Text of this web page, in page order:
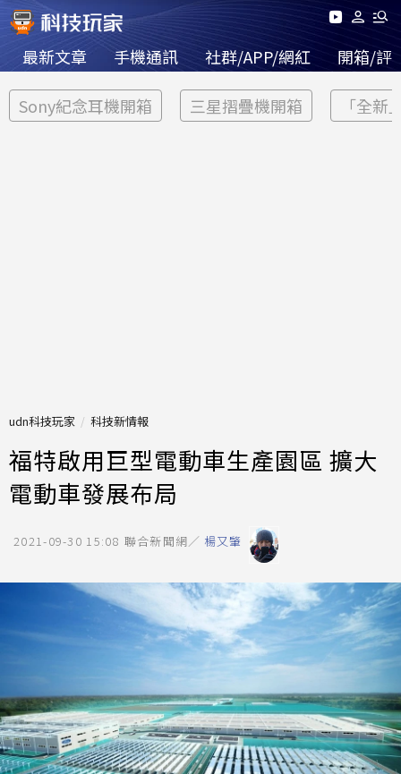
最新文章 手機通訊 社群/APP/網紅 開箱/評
Sony紀念耳機開箱 三星摺疊機開箱 「全新
udn科技玩家 科技新情報
福特啟用巨型電動車生產園區 擴大
電動車發展布局
2021-09-30 15:08 聯合新聞網／ 楊又肇